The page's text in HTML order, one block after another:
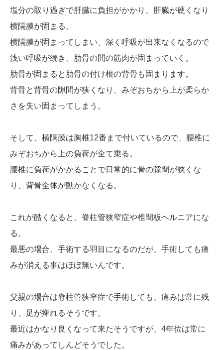
塩分の取り過ぎで肝臓に負担がかかり、肝臓が硬くなり
横隔膜が固まる。
横隔膜が固まってしまい、深く呼吸が出来なくなるので
浅い呼吸が続き、肋骨の間の筋肉が固まっていく。
肋骨が固まると肋骨の付け根の背骨も固まります。
背骨と背骨の隙間が狭くなり、みぞおちから上が柔らか
さを失い固まってしまう。
そして、横隔膜は胸椎12番まで付いているので、腰椎に
みぞおちから上の負荷が全て乗る。
腰椎に負荷がかかることで日常的に骨の隙間が狭くな
り、背骨全体が動かなくなる。
これが酷くなると、脊柱管狭窄症や椎間板ヘルニアにな
る。
最悪の場合、手術する羽目になるのだが、手術しても痛
みが消える事はほぼ無いんです。
父親の場合は脊柱管狭窄症で手術しても、痛みは常に残
り、足が痺れるそうです。
最近はかなり良くなって来たそうですが、4年位は常に
痛みがあってしんどそうでした。